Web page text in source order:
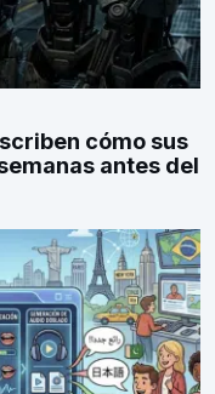
cómo sus
antes del